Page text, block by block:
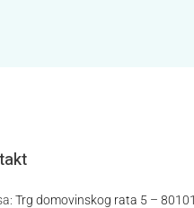
Trg domovinskog rata 5 –